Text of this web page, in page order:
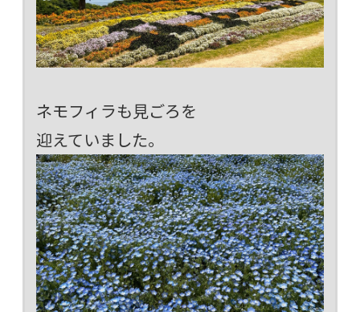
ネモフィラも見ごろを
迎えていました。